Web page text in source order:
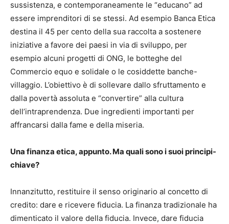
sussistenza, e contemporaneamente le “educano” ad
essere imprenditori di se stessi. Ad esempio Banca Etica
destina il 45 per cento della sua raccolta a sostenere
iniziative a favore dei paesi in via di sviluppo, per
esempio alcuni progetti di ONG, le botteghe del
Commercio equo e solidale o le cosiddette banche-
villaggio. L’obiettivo è di sollevare dallo sfruttamento e
dalla povertà assoluta e “convertire” alla cultura
dell’intraprendenza. Due ingredienti importanti per
affrancarsi dalla fame e della miseria.
Una finanza etica, appunto. Ma quali sono i suoi principi-
chiave?
Innanzitutto, restituire il senso originario al concetto di
credito: dare e ricevere fiducia. La finanza tradizionale ha
dimenticato il valore della fiducia. Invece, dare fiducia